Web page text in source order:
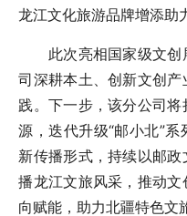
龙江文化旅游品牌增添助
此次亮相国家级文创
司深耕本土、创新文创
践。下一步，该分公司
源，迭代升级“邮小北”
新传播形式，持续以邮
播龙江文旅风采，推动
向赋能，助力北疆特色文